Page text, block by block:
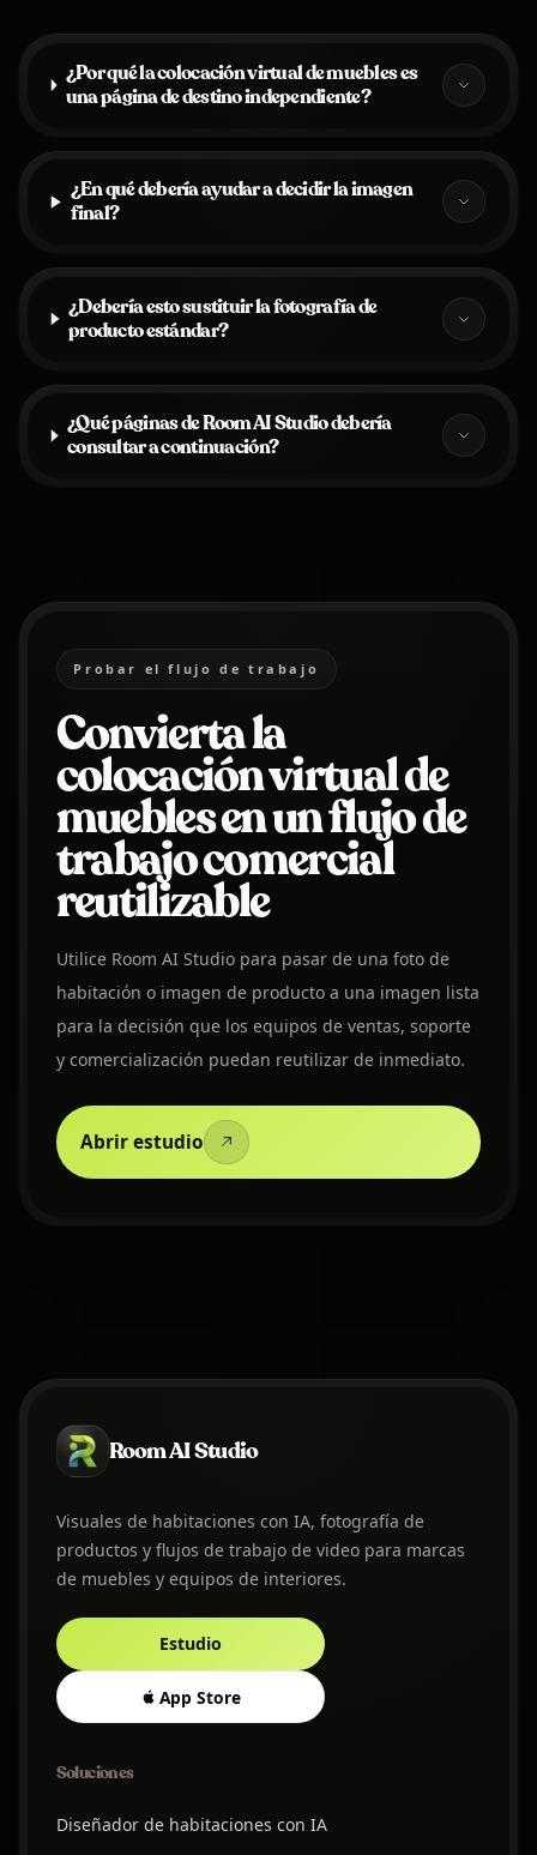
¿Por qué la colocación virtual de muebles es
una página de destino independiente?
¿En qué debería ayudar a decidir la imagen
final?
¿Debería esto sustituir la fotografía de
producto estándar?
¿Qué páginas de Room AI Studio debería
consultar a continuación?
Probar el flujo de trabajo
Convierta la
colocación virtual de
muebles en un flujo de
trabajo comercial
reutilizable
Utilice Room AI Studio para pasar de una foto de
habitación o imagen de producto a una imagen lista
para la decisión que los equipos de ventas, soporte
y comercialización puedan reutilizar de inmediato.
Abrir estudio
Room AI Studio
Visuales de habitaciones con IA, fotografía de
productos y flujos de trabajo de video para marcas
de muebles y equipos de interiores.
Estudio
App Store
Soluciones
Diseñador de habitaciones con IA